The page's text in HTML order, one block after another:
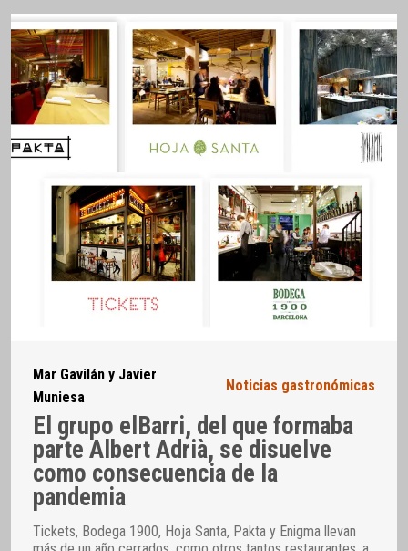
Mar Gavilán y Javier
Muniesa
Noticias gastronómicas
El grupo elBarri, del que formaba
parte Albert Adrià, se disuelve
como consecuencia de la
pandemia
Tickets, Bodega 1900, Hoja Santa, Pakta y Enigma llevan